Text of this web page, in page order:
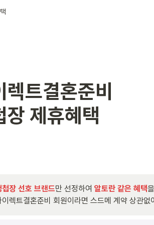
렉트결혼준비
장 제휴혜택
첩장 선호 브랜드만 선정하여 알토란 같은 혜택
이렉트결혼준비 회원이라면 스드메 계약 상관없